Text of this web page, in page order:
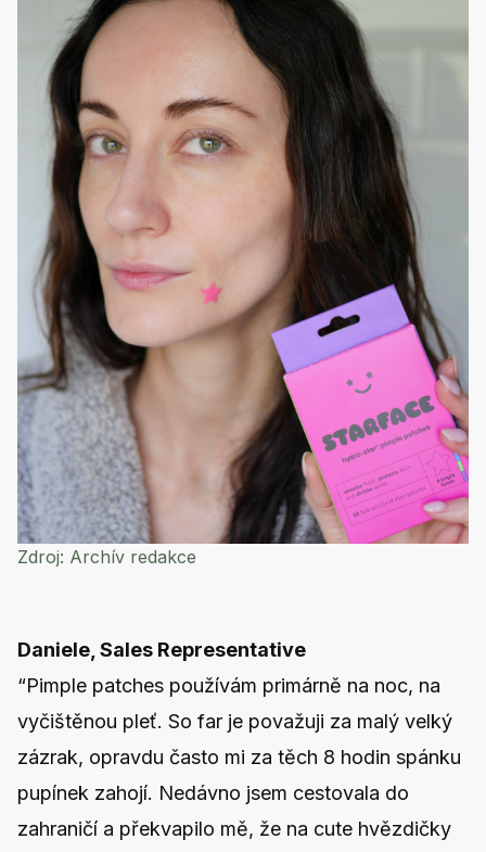
Zdroj: Archív redakce
Daniele, Sales Representative
“Pimple patches používám primárně na noc, na
vyčištěnou pleť. So far je považuji za malý velký
zázrak, opravdu často mi za těch 8 hodin spánku
pupínek zahojí. Nedávno jsem cestovala do
zahraničí a překvapilo mě, že na cute hvězdičky